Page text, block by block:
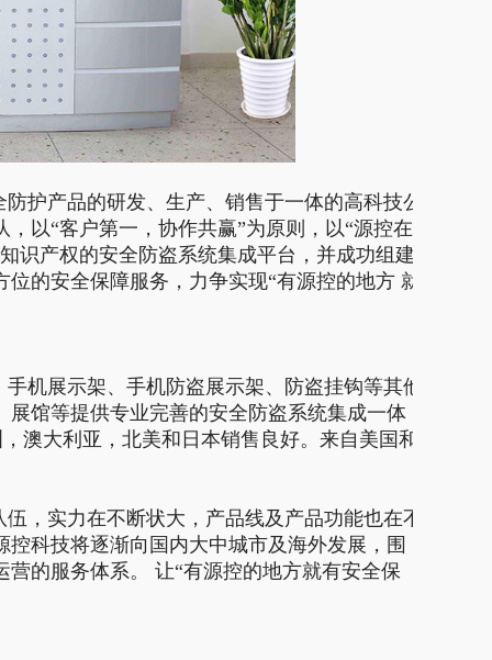
护产品的研发、生产、销售于一体的高科技公
以“客户第一，协作共赢”为原则，以“源控在
识产权的安全防盗系统集成平台，并成功组建
的安全保障服务，力争实现“有源控的地方 就
机展示架、手机防盗展示架、防盗挂钩等其他
馆等提供专业完善的安全防盗系统集成一体
澳大利亚，北美和日本销售良好。来自美国和
，实力在不断状大，产品线及产品功能也在不
科技将逐渐向国内大中城市及海外发展，围
的服务体系。 让“有源控的地方就有安全保